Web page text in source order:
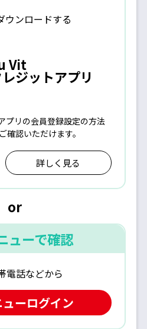
ウンロードする
Vit
ジットアプリ
プリの会員登録設定の方法
確認いただけます。
詳しく見る
or
ューで確認
電話などから
ーログイン